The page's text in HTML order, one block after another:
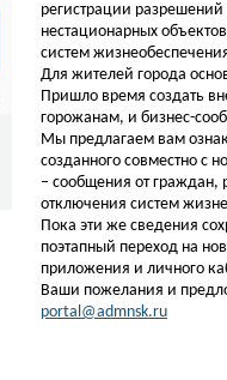
регистрации
нестационарных
систем
Для жителей города
Пришло время создать
горожанам, и бизнес-
Мы предлагаем вам
созданного совместно с
– сообщения от граждан,
отключения систем
Пока эти же сведения
поэтапный переход на
приложения и личного
Ваши пожелания и
portal@admnsk.ru